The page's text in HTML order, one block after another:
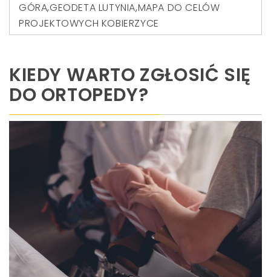
GÓRA,GEODETA LUTYNIA,MAPA DO CELÓW
PROJEKTOWYCH KOBIERZYCE
KIEDY WARTO ZGŁOSIĆ SIĘ
DO ORTOPEDY?